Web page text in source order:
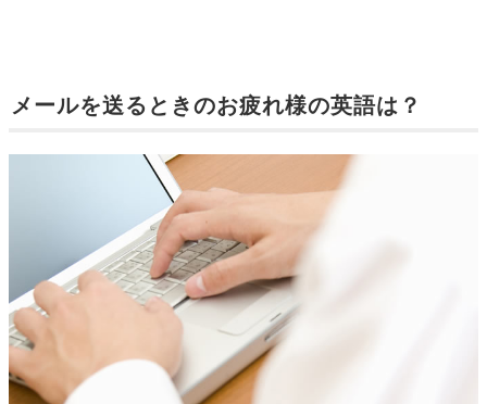
メールを送るときのお疲れ様の英語は？